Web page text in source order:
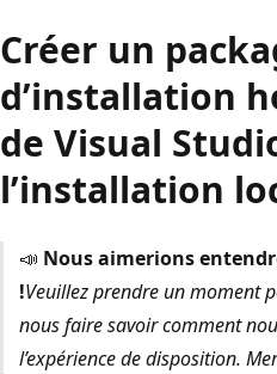
Créer un
d’installation
de Visual
l’installation
📣 Nous aimerions
!Veuillez prendre un moment
nous faire savoir comment
l’expérience de disposition.